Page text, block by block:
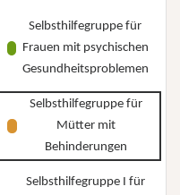
Selbsthilfegruppe für
Frauen mit psychischen
Gesundheitsproblemen
Selbsthilfegruppe für
Mütter mit
Behinderungen
Selbsthilfegruppe I für